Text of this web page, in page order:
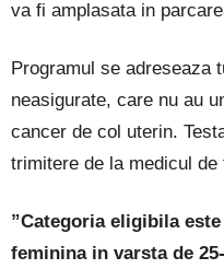
va fi amplasata in
Programul se adreseaza
neasigurate, care nu au
cancer de col uterin.
trimitere de la medicul de
”Categoria eligibila
feminina in varsta de